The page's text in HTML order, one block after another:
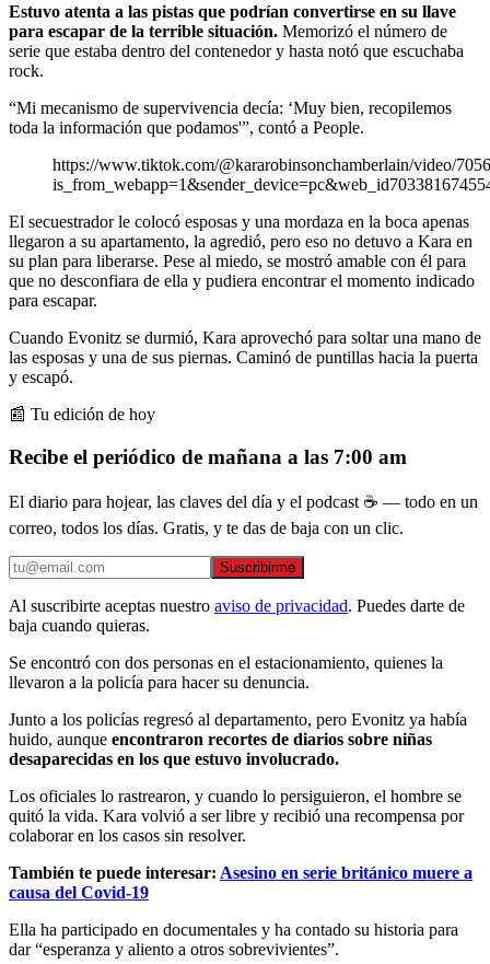
Estuvo atenta a las pistas que podrían convertirse en su llave
para escapar de la terrible situación. Memorizó el número de
serie que estaba dentro del contenedor y hasta notó que escuchaba
rock.
“Mi mecanismo de supervivencia decía: ‘Muy bien, recopilemos
toda la información que podamos'”, contó a People.
https://www.tiktok.com/@kararobinsonchamberlain/video/
El secuestrador le colocó esposas y una mordaza en la boca apenas
llegaron a su apartamento, la agredió, pero eso no detuvo a Kara en
su plan para liberarse. Pese al miedo, se mostró amable con él para
que no desconfiara de ella y pudiera encontrar el momento indicado
para escapar.
Cuando Evonitz se durmió, Kara aprovechó para soltar una mano de
las esposas y una de sus piernas. Caminó de puntillas hacia la puerta
y escapó.
📰 Tu edición de hoy
Recibe el periódico de mañana a las 7:00 am
El diario para hojear, las claves del día y el podcast ☕ — todo en un
correo, todos los días. Gratis, y te das de baja con un clic.
Suscribirme
Al suscribirte aceptas nuestro aviso de privacidad. Puedes darte de
baja cuando quieras.
Se encontró con dos personas en el estacionamiento, quienes la
llevaron a la policía para hacer su denuncia.
Junto a los policías regresó al departamento, pero Evonitz ya había
huido, aunque encontraron recortes de diarios sobre niñas
desaparecidas en los que estuvo involucrado.
Los oficiales lo rastrearon, y cuando lo persiguieron, el hombre se
quitó la vida. Kara volvió a ser libre y recibió una recompensa por
colaborar en los casos sin resolver.
También te puede interesar: Asesino en serie británico muere a
causa del Covid-19
Ella ha participado en documentales y ha contado su historia para
dar “esperanza y aliento a otros sobrevivientes”.